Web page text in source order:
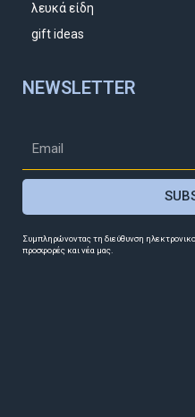
λευκά είδη
gift ideas
NEWSLETTER
Συμπληρώνοντας τη διεύθυνση
προσφορές και νέα μας.